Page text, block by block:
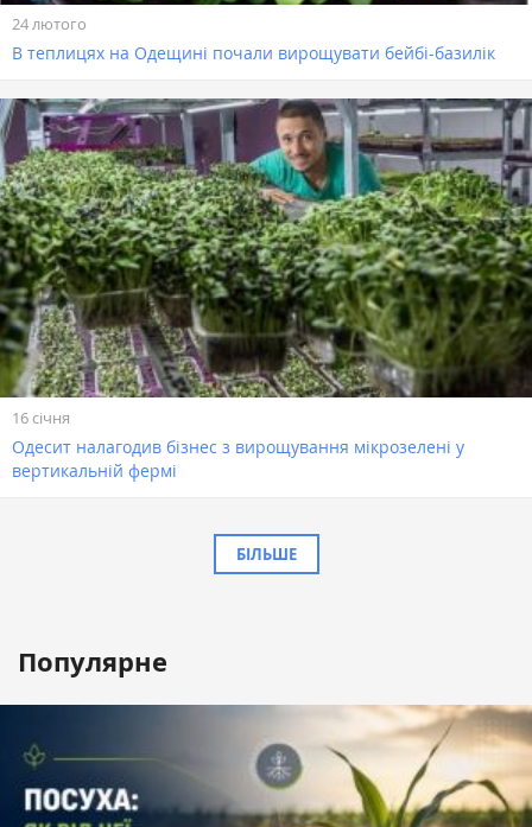
24 лютого
В теплицях на Одещині почали вирощувати бейбі-базилік
16 січня
Одесит налагодив бізнес з вирощування мікрозелені у
вертикальній фермі
БІЛЬШЕ
Популярне